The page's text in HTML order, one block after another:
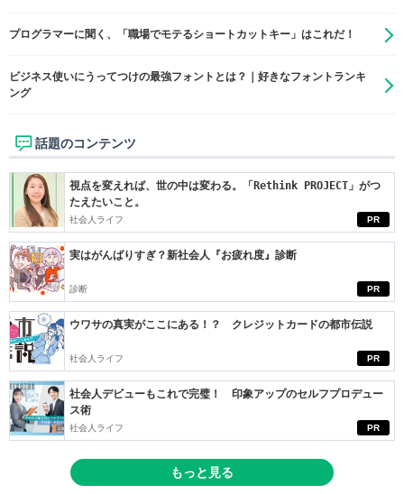
プログラマーに聞く、「職場でモテるショートカットキー」はこれだ！
ビジネス使いにうってつけの最強フォントとは？｜好きなフォントランキ
ング
話題のコンテンツ
PR
視点を変えれば、世の中は変わる。「Rethink PROJECT」がつ
たえたいこと。
社会人ライフ
PR
実はがんばりすぎ？新社会人『お疲れ度』診断
診断
PR
ウワサの真実がここにある！？ クレジットカードの都市伝説
社会人ライフ
PR
社会人デビューもこれで完璧！ 印象アップのセルフプロデュー
ス術
社会人ライフ
もっと見る